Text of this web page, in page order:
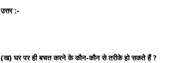
उत्तर :-
(ख) घर पर ही बचत करने के कौन-कौन से तरीके हो सकते हैं ?